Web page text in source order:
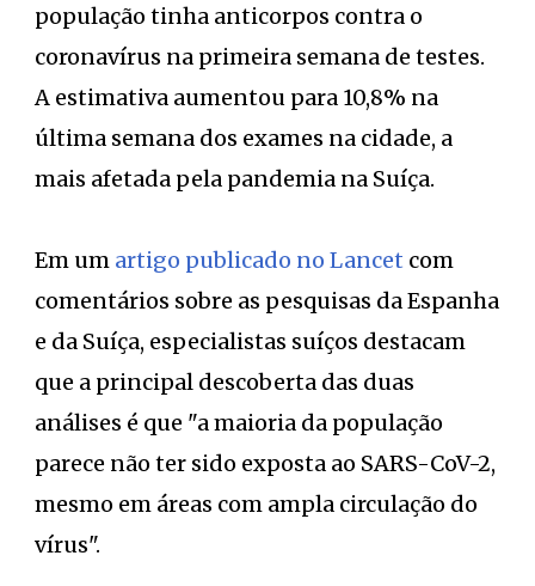
população tinha anticorpos contra o
coronavírus na primeira semana de testes.
A estimativa aumentou para 10,8% na
última semana dos exames na cidade, a
mais afetada pela pandemia na Suíça.
Em um artigo publicado no Lancet com
comentários sobre as pesquisas da Espanha
e da Suíça, especialistas suíços destacam
que a principal descoberta das duas
análises é que "a maioria da população
parece não ter sido exposta ao SARS-CoV-2,
mesmo em áreas com ampla circulação do
vírus".